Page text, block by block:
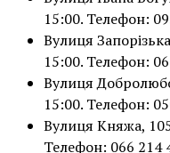
15:00. Телефон:
Вулиця
15:00. Телефон:
Вулиця
15:00. Телефон:
Вулиця Княжа,
Телефон: 066 214